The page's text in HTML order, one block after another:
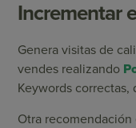
Incrementar
Genera visitas de
vendes realizando
Keywords correctas,
Otra